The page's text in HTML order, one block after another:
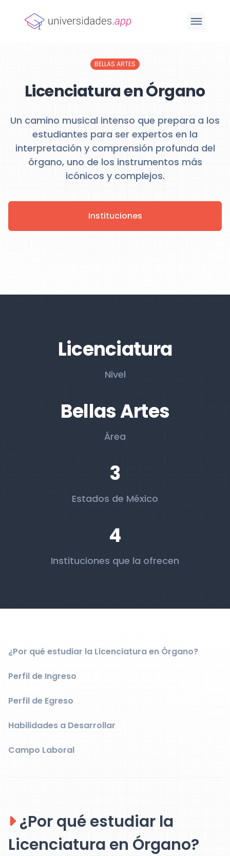
BELLAS ARTES
Licenciatura en Órgano
Un camino musical intenso que prepara a los
estudiantes para ser expertos en la
interpretación y comprensión profunda del
órgano, uno de los instrumentos más
icónicos y complejos.
Instituciones
Licenciatura
Nivel
Bellas Artes
Área
3
Estados de México
4
Instituciones que la ofrecen
¿Por qué estudiar la Licenciatura en Órgano?
Perfil de Ingreso
Perfil de Egreso
Habilidades a Desarrollar
Campo Laboral
¿Por qué estudiar la
Licenciatura en Órgano?